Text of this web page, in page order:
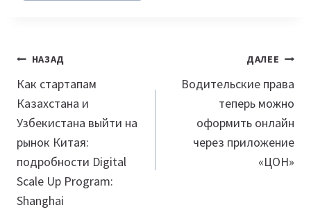
Навигация
по
записям
НАЗАД
Как стартапам
Казахстана и
Узбекистана выйти на
рынок Китая:
подробности Digital
Scale Up Program:
Shanghai
ДАЛЕЕ
Водительские права
теперь можно
оформить онлайн
через приложение
«ЦОН»